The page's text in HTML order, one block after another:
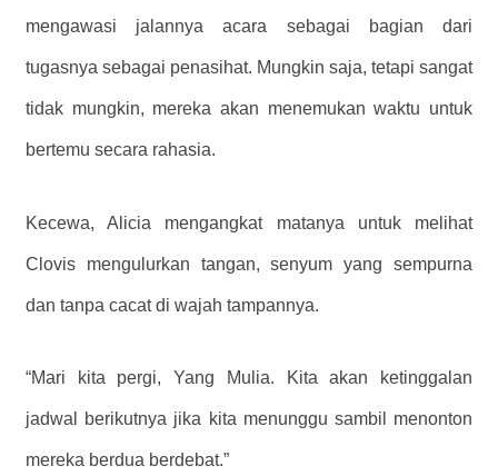
mengawasi jalannya acara sebagai bagian dari
tugasnya sebagai penasihat. Mungkin saja, tetapi sangat
tidak mungkin, mereka akan menemukan waktu untuk
bertemu secara rahasia.
Kecewa, Alicia mengangkat matanya untuk melihat
Clovis mengulurkan tangan, senyum yang sempurna
dan tanpa cacat di wajah tampannya.
“Mari kita pergi, Yang Mulia. Kita akan ketinggalan
jadwal berikutnya jika kita menunggu sambil menonton
mereka berdua berdebat.”